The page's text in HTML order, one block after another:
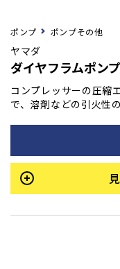
ポンプ ポンプその他
ヤマダ
ダイヤフラムポン
コンプレッサーの圧縮
で、溶剤などの引火性